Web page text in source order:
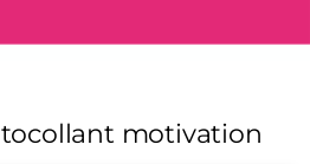
motivation